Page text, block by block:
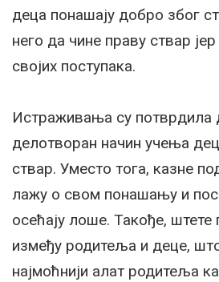
деца понашају добро због
него да чине праву ствар јер
својих поступака.
Истраживања су потврдила
делотворан начин учења
ствар. Уместо тога, казне
лажу о свом понашању и
осећају лоше. Такође, штете
између родитеља и деце,
најмоћнији алат родитеља